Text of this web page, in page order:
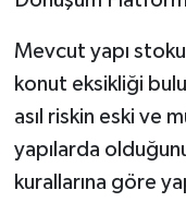
Mevcut yapı
konut eksikliği
asıl riskin eski ve
yapılarda
kurallarına göre